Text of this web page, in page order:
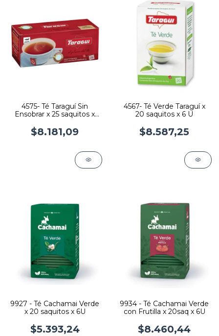
4575- Té Taraguí Sin
Ensobrar x 25 saquitos x
$8.181,09
4567- Té Verde Taraguí x
20 saquitos x 6 U
$8.587,25
9927 - Té Cachamai Verde
x 20 saquitos x 6U
$5.393,24
9934 - Té Cachamai Verde
con Frutilla x 20saq x 6U
$8.460,44